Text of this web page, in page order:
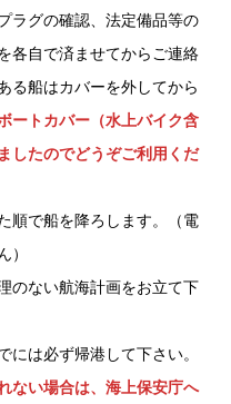
ラグの確認、法定備品等の
各自で済ませてからご連絡
る船はカバーを外してから
ートカバー（水上バイク含
したのでどうぞご利用くだ
順で船を降ろします。（電
）
のない航海計画をお立て下
には必ず帰港して下さい。
ない場合は、海上保安庁へ